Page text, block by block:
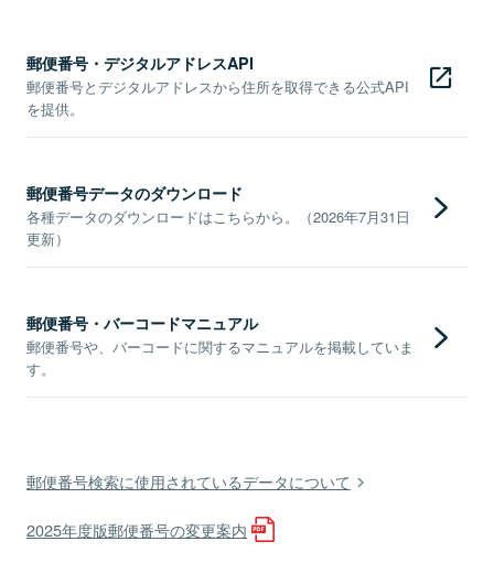
郵便番号・デジタルアドレスAPI
郵便番号とデジタルアドレスから住所を取得できる公式API
を提供。
郵便番号データのダウンロード
各種データのダウンロードはこちらから。（2026年7月31日
更新）
郵便番号・バーコードマニュアル
郵便番号や、バーコードに関するマニュアルを掲載していま
す。
郵便番号検索に使用されているデータについて
2025年度版郵便番号の変更案内